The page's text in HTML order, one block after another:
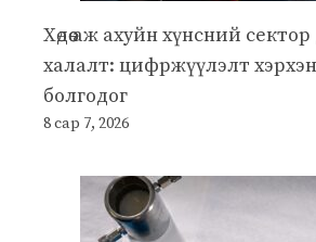
Хөдөө аж ахуйн хүнсний
халалт: цифржүүлэлт
болгодог
8 сар 7, 2026